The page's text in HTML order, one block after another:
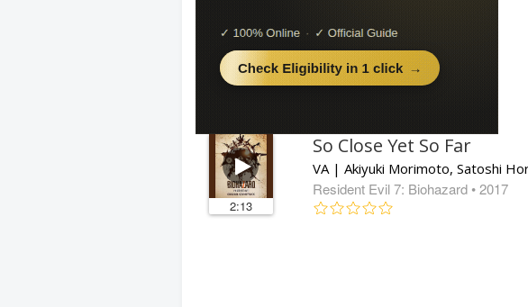
2:13
So Close Yet So Far
Resident Evil 7: Biohazard • 2017